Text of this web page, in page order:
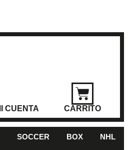
CUENTA CARRITO
SOCCER BOX NHL